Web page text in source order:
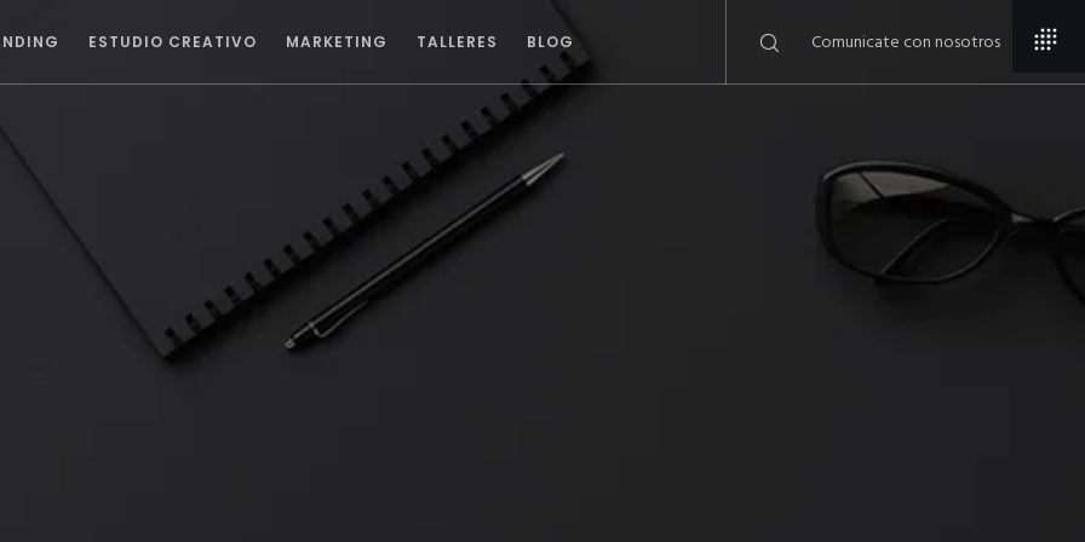
Comunicate con nosotros
ESTUDIO CREATIVO MARKETING TALLERES BLOG